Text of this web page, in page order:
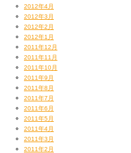
2012年4月
2012年3月
2012年2月
2012年1月
2011年12月
2011年11月
2011年10月
2011年9月
2011年8月
2011年7月
2011年6月
2011年5月
2011年4月
2011年3月
2011年2月